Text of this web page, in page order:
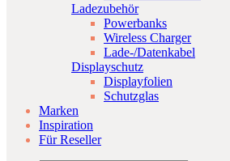
Ladezubehör
Powerbanks
Wireless Charger
Lade-/Datenkabel
Displayschutz
Displayfolien
Schutzglas
Marken
Inspiration
Für Reseller